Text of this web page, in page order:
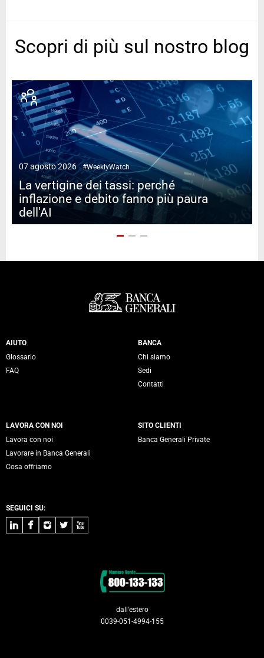
Scopri di più sul nostro blog
07 agosto 2026 #WeeklyWatch
La vertigine dei tassi: perché
inflazione e debito fanno più paura
dell'AI
Servizi Banca Generali
AIUTO
Glossario
FAQ
BANCA
Chi siamo
Sedi
Contatti
LAVORA CON NOI
Lavora con noi
Lavorare in Banca Generali
Cosa offriamo
SITO CLIENTI
Banca Generali Private
SEGUICI SU:
LinkedInFacebook
Instagram
TwitterYoutube
dall'estero
0039-051-4994-155